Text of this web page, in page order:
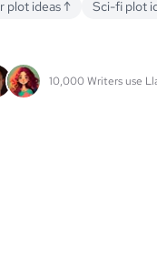
plot ideas↑ Sci-fi plot
10,000 Writers use